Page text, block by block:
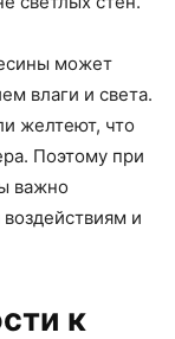
может
влаги и света.
желтеют, что
Поэтому при
важно
и
к